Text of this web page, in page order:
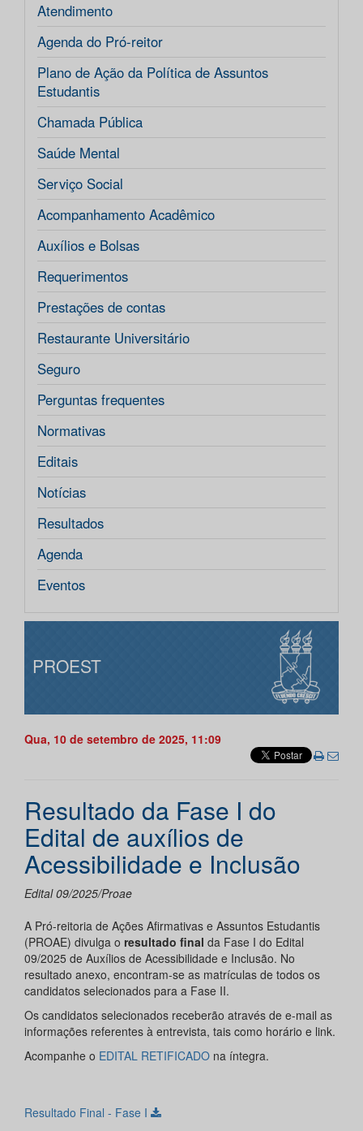
Atendimento
Agenda do Pró-reitor
Plano de Ação da Política de Assuntos
Estudantis
Chamada Pública
Saúde Mental
Serviço Social
Acompanhamento Acadêmico
Auxílios e Bolsas
Requerimentos
Prestações de contas
Restaurante Universitário
Seguro
Perguntas frequentes
Normativas
Editais
Notícias
Resultados
Agenda
Eventos
PROEST
Qua, 10 de setembro de 2025, 11:09
Resultado da Fase I do
Edital de auxílios de
Acessibilidade e Inclusão
Edital 09/2025/Proae
A Pró-reitoria de Ações Afirmativas e Assuntos Estudantis
(PROAE) divulga o resultado final da Fase I do Edital
09/2025 de Auxílios de Acessibilidade e Inclusão. No
resultado anexo, encontram-se as matrículas de todos os
candidatos selecionados para a Fase II.
Os candidatos selecionados receberão através de e-mail as
informações referentes à entrevista, tais como horário e link.
Acompanhe o EDITAL RETIFICADO na íntegra.
Resultado Final - Fase I